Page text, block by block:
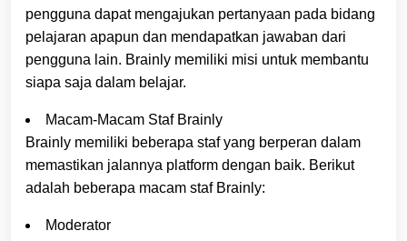
pengguna dapat mengajukan pertanyaan pada bidang
pelajaran apapun dan mendapatkan jawaban dari
pengguna lain. Brainly memiliki misi untuk membantu
siapa saja dalam belajar.
Macam-Macam Staf Brainly
Brainly memiliki beberapa staf yang berperan dalam
memastikan jalannya platform dengan baik. Berikut
adalah beberapa macam staf Brainly:
Moderator